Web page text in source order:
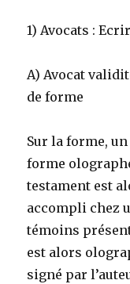
1) Avocats :
A) Avocat
de forme
Sur la forme,
forme
testament est
accompli chez
témoins
est alors
signé par